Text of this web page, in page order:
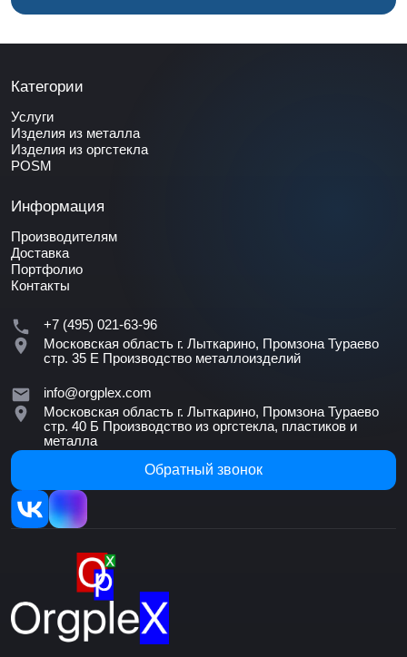
Категории
Услуги
Изделия из металла
Изделия из оргстекла
POSM
Информация
Производителям
Доставка
Портфолио
Контакты
+7 (495) 021-63-96
Московская область г. Лыткарино, Промзона Тураево
стр. 35 Е Производство металлоизделий
info@orgplex.com
Московская область г. Лыткарино, Промзона Тураево
стр. 40 Б Производство из оргстекла, пластиков и
металла
Обратный звонок